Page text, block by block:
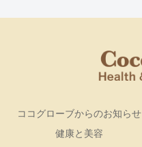
ココグローブからのお知らせ
健康と美容